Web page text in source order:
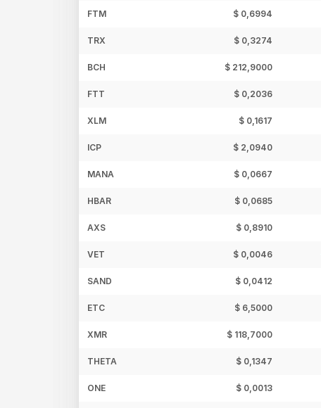
FTM $ 0,6994
TRX $ 0,3274
BCH $ 212,9000
FTT $ 0,2036
XLM $ 0,1617
ICP $ 2,0940
MANA $ 0,0667
HBAR $ 0,0685
AXS $ 0,8910
VET $ 0,0046
SAND $ 0,0412
ETC $ 6,5000
XMR $ 118,7000
THETA $ 0,1347
ONE $ 0,0013